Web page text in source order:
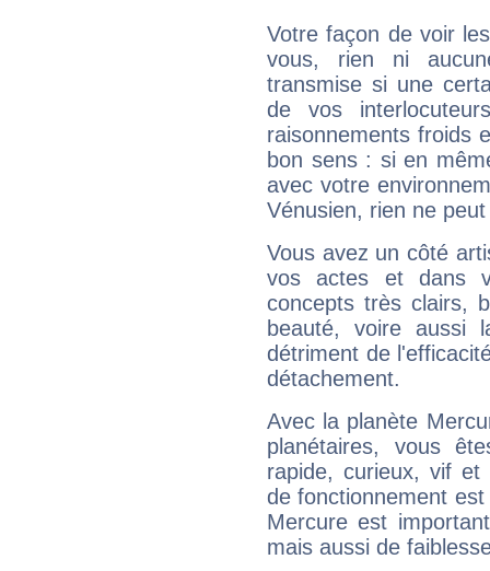
Votre façon de voir
vous, rien ni
transmise si une
de vos
raisonnements froids
bon sens : si en
avec votre
Vénusien, rien ne
Vous avez un côté
vos actes et dans
concepts très clairs,
beauté, voire aussi
détriment de
détachement.
Avec la planète
planétaires, vous
rapide, curieux, vif et
de fonctionnement
Mercure est
mais aussi de